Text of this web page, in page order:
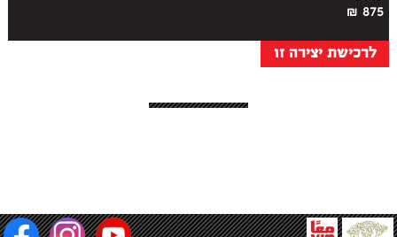
875 ₪
לרכישת יצירה זו